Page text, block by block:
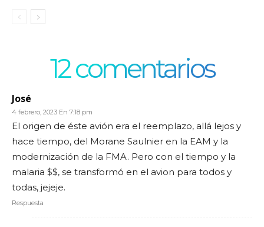
12 comentarios
José
4 febrero, 2023 En 7:18 pm
El origen de éste avión era el reemplazo, allá lejos y
hace tiempo, del Morane Saulnier en la EAM y la
modernización de la FMA. Pero con el tiempo y la
malaria $$, se transformó en el avion para todos y
todas, jejeje.
Respuesta